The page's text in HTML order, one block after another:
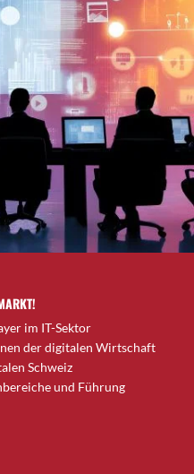
im IT-Sektor
der digitalen Wirtschaft
Schweiz
und Führung